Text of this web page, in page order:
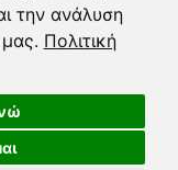
την ανάλυση
Πολιτική
Όροι Χρήσης